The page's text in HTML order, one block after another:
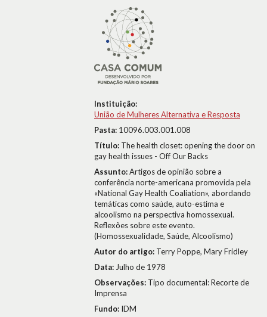
Instituição:
União de Mulheres Alternativa e Resposta
Pasta: 10096.003.001.008
Título: The health closet: opening the door on
gay health issues - Off Our Backs
Assunto:Artigos de opinião sobre a
conferência norte-americana promovida pela
«National Gay Health Coaliation», abordando
temáticas como saúde, auto-estima e
alcoolismo na perspectiva homossexual.
Reflexões sobre este evento.
(Homossexualidade, Saúde, Alcoolismo)
Autor do artigo: Terry Poppe, Mary Fridley
Data: Julho de 1978
Observações: Tipo documental: Recorte de
Imprensa
Fundo: IDM